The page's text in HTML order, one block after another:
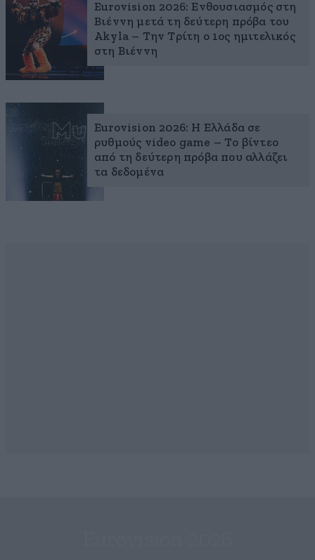
Eurovision 2026: Ενθουσιασμός στη
Βιέννη μετά τη δεύτερη πρόβα του
Akyla – Την Τρίτη ο 1ος ημιτελικός
στη Βιέννη
Eurovision 2026: Η Ελλάδα σε
ρυθμούς video game – Το βίντεο
από τη δεύτερη πρόβα που αλλάζει
τα δεδομένα